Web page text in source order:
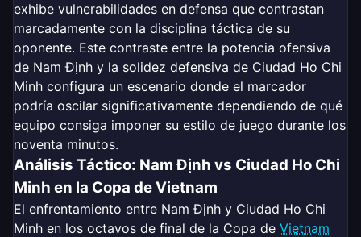
exhibe vulnerabilidades en defensa que contrastan
marcadamente con la disciplina táctica de su
oponente. Este contraste entre la potencia ofensiva
de Nam Định y la solidez defensiva de Ciudad Ho Chi
Minh configura un escenario donde el marcador
podría oscilar significativamente dependiendo de qué
equipo consiga imponer su estilo de juego durante los
noventa minutos.
Análisis Táctico: Nam Định vs Ciudad Ho Chi
Minh en la Copa de Vietnam
El enfrentamiento entre Nam Định y Ciudad Ho Chi
Minh en los octavos de final de la Copa de Vietnam